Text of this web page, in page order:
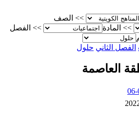
>>
الصف
>>
المادة >>
الفصل
الفصل الثاني حلول
العاصمة